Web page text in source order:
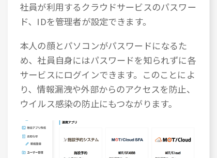
社員が利用するクラウドサービスのパスワー
ド、IDを管理者が設定できます。
本人の顔とパソコンがパスワードになるた
め、社員自身にはパスワードを知られずに各
サービスにログインできます。このことによ
り、情報漏洩や外部からのアクセスを防止、
ウイルス感染の防止にもつながります。